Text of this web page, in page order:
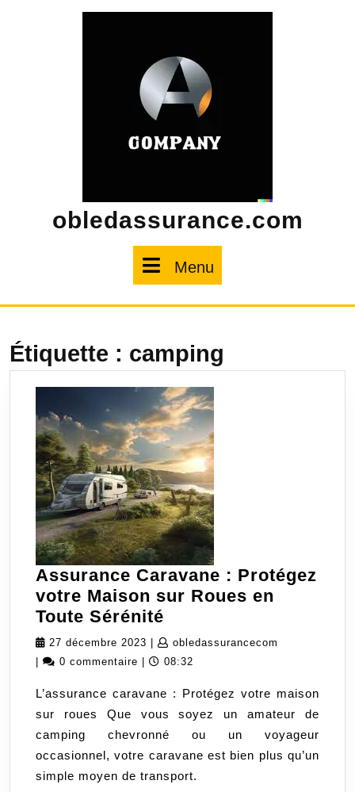
obledassurance.com
Menu
Étiquette : camping
Assurance Caravane : Protégez
votre Maison sur Roues en
Toute Sérénité
Caravane
:
votre
Maison
sur
Roues
en
27 décembre 2023 27
décembre
obledassurancecom
0 commentaire 08:32
L’assurance caravane : Protégez votre maison
sur roues Que vous soyez un amateur de
camping chevronné ou un voyageur
occasionnel, votre caravane est bien plus qu’un
simple moyen de transport.